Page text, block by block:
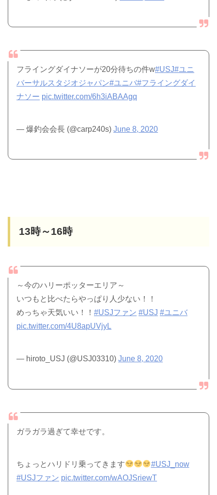
フライングダイナソーが20分待ちの件w#USJ#ユニ
バーサルスタジオジャパン#ユニバ#フライングダイ
ナソー pic.twitter.com/6h3iABAAgq
— 爆釣会会長 (@carp240s)June 8, 2020
13時～16時
～今のハリーポッターエリア～
いつもと比べたらやっぱり人少ない！！
めっちゃ天気いい！！#USJファン #USJ #ユニバ
pic.twitter.com/4U8apUVjyL
— hiroto_USJ (@USJ03310)June 8, 2020
ガラガラ過ぎて幸せです。
ちょっとハリドリ乗ってきます
#USJ_now
#USJファン pic.twitter.com/wAOJSriewT